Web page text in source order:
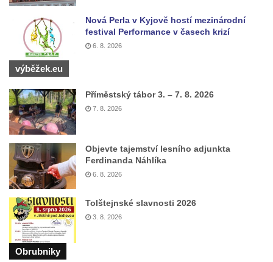
Nová Perla v Kyjově hostí mezinárodní
festival Performance v časech krizí
6. 8. 2026
výběžek.eu
Příměstský tábor 3. – 7. 8. 2026
7. 8. 2026
Objevte tajemství lesního adjunkta
Ferdinanda Náhlíka
6. 8. 2026
Tolštejnské slavnosti 2026
3. 8. 2026
Obrubniky